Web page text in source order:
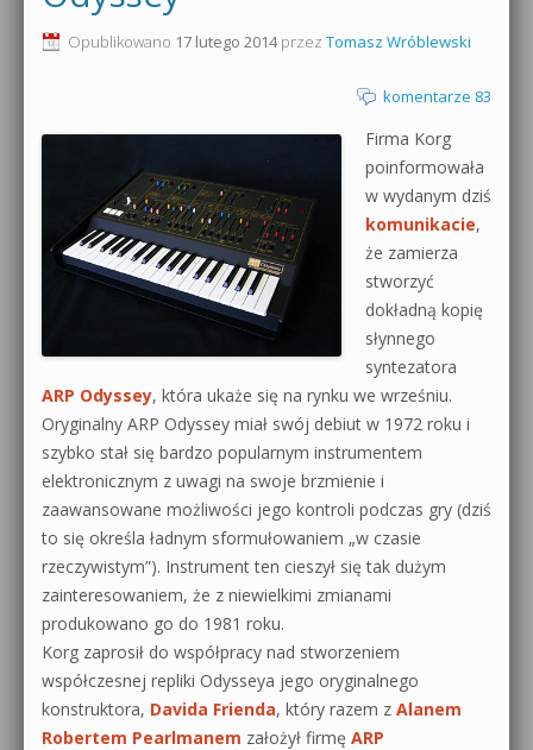
Produkcja muzyczna od podstaw
Dubstep z syntezatorem Massive
Kontakt 5 Kompendium
0dB.pl - informacje
Materiały dla mediów
Archiwum aktualności
Polityka prywatności
Działanie sklepu internetowego
Wyszukiwanie
Opublikowano 17 lutego 2014przez Tomasz Wróblewski
komentarze 83
Firma Korg
poinformowała
w wydanym dziś
komunikacie,
że zamierza
stworzyć
dokładną kopię
słynnego
syntezatora
ARP Odyssey, która ukaże się na rynku we wrześniu.
Oryginalny ARP Odyssey miał swój debiut w 1972 roku i
szybko stał się bardzo popularnym instrumentem
elektronicznym z uwagi na swoje brzmienie i
zaawansowane możliwości jego kontroli podczas gry (dziś
to się określa ładnym sformułowaniem „w czasie
rzeczywistym”). Instrument ten cieszył się tak dużym
zainteresowaniem, że z niewielkimi zmianami
produkowano go do 1981 roku.
Korg zaprosił do współpracy nad stworzeniem
współczesnej repliki Odysseya jego oryginalnego
konstruktora, Davida Frienda, który razem z Alanem
Robertem Pearlmanem założył firmę ARP